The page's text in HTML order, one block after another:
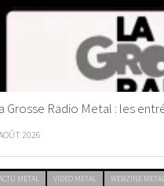
Grosse Radio Metal : les
2026
METAL VIDEO METAL WEBZINE